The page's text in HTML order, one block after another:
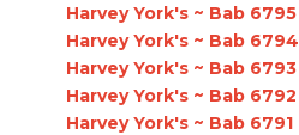
Harvey York's ~ Bab 6795
Harvey York's ~ Bab 6794
Harvey York's ~ Bab 6793
Harvey York's ~ Bab 6792
Harvey York's ~ Bab 6791